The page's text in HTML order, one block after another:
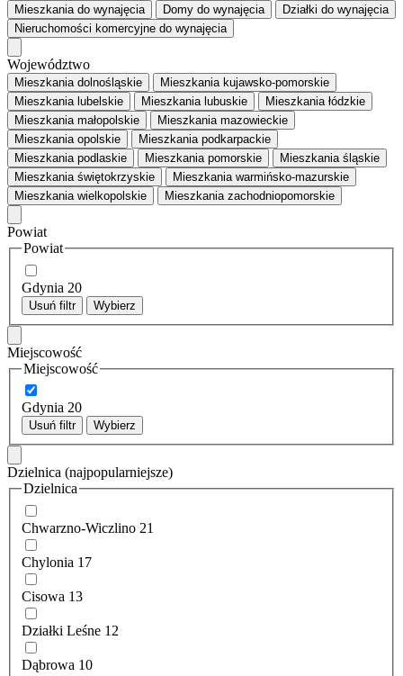
Mieszkaniado wynajęcia Domy do wynajęcia Działki do wynajęcia
Nieruchomości komercyjne do wynajęcia
Województwo
Mieszkania dolnośląskie
Mieszkania kujawsko-pomorskie
Mieszkania lubelskie
Mieszkania lubuskie
Mieszkania łódzkie
Mieszkania małopolskie
Mieszkania mazowieckie
Mieszkania opolskie
Mieszkania podkarpackie
Mieszkania podlaskie
Mieszkania pomorskie
Mieszkania śląskie
Mieszkania świętokrzyskie
Mieszkania warmińsko-mazurskie
Mieszkania wielkopolskie
Mieszkania zachodniopomorskie
Powiat
Powiat
Gdynia 20
Usuń filtr Wybierz
Miejscowość
Miejscowość
Gdynia 20
Usuń filtr Wybierz
Dzielnica (najpopularniejsze)
Dzielnica
Chwarzno-Wiczlino 21
Chylonia 17
Cisowa 13
Działki Leśne 12
Dąbrowa 10